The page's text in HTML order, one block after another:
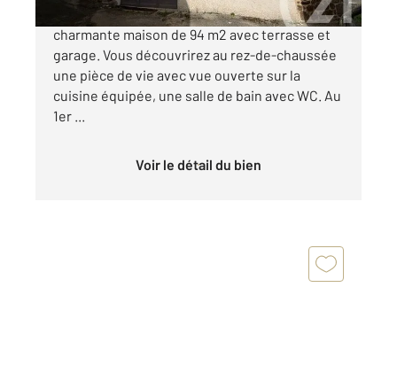
A Saint-Alban-d'Ay, en plein cœur du village,
charmante maison de 94 m2 avec terrasse et
garage. Vous découvrirez au rez-de-chaussée
une pièce de vie avec vue ouverte sur la
cuisine équipée, une salle de bain avec WC. Au
1er ...
Voir le détail du bien